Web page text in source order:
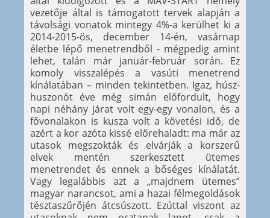
vezetője által is támogatott tervek alapján a
távolsági vonatok mintegy 4%-a kerülhet ki a
2014-2015-ös, december 14-én, vasárnap
életbe lépő menetrendből - mégpedig amint
lehet, talán már január-február során. Ez
komoly visszalépés a vasúti menetrend
kínálatában – minden tekintetben. Igaz, húsz-
huszonöt éve még simán előfordult, hogy
napi néhány járat volt egy-egy vonalon, és a
fővonalakon is kusza volt a követési idő, de
azért a kor azóta kissé előrehaladt: ma már az
utasok megszokták és elvárják a korszerű
elvek mentén szerkesztett ütemes
menetrendet és ennek a bőséges kínálatát.
Vagy legalábbis azt a „majdnem ütemes”
magyar narancsot, ami a hazai félmegoldások
tésztaszűrőjén átcsúszott. Ezúttal viszont az